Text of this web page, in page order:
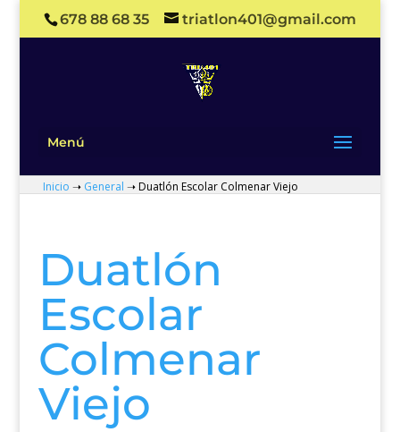
678 88 68 35 triatlon401@gmail.com
Menú
Inicio ➝ General ➝ Duatlón Escolar Colmenar Viejo
Duatlón
Escolar
Colmenar
Viejo